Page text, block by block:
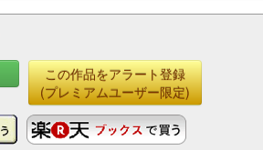
この作品をアラート登録
(プレミアムユーザー限定)